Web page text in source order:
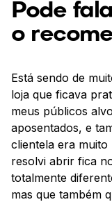
Pode
o
Está sendo de
loja que ficava
meus públicos
aposentados, e
clientela era
resolvi abrir fica
totalmente
mas que também